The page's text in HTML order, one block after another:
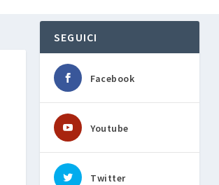
SEGUICI
Facebook
Youtube
Twitter